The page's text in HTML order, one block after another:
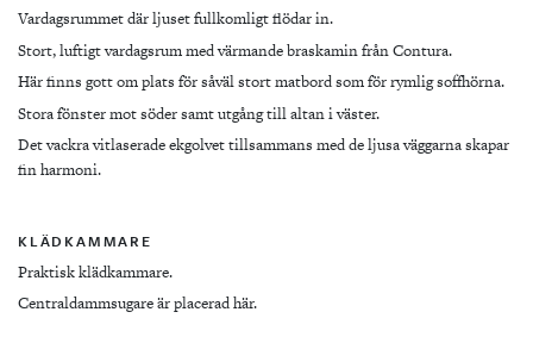
Vardagsrummet där ljuset fullkomligt flödar in.
Stort, luftigt vardagsrum med värmande braskamin från Contura.
Här finns gott om plats för såväl stort matbord som för rymlig soffhörna.
Stora fönster mot söder samt utgång till altan i väster.
Det vackra vitlaserade ekgolvet tillsammans med de ljusa väggarna skapar
fin harmoni.
KLÄDKAMMARE
Praktisk klädkammare.
Centraldammsugare är placerad här.